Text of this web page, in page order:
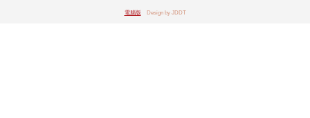
電腦版 Design by JDDT